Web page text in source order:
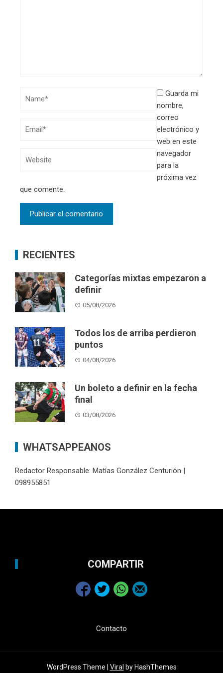
Guarda mi
nombre,
correo
electrónico y
web en este
navegador
para la
próxima vez
que comente.
RECIENTES
Categorías mixtas empezaron a
definir
05/08/2026
Todos los de arriba perdieron
puntos
04/08/2026
Un boleto a definir en la fecha
final
03/08/2026
WHATSAPPEANOS
Redactor Responsable: Matías González Centurión |
098955851
COMPARTIR
Contacto
WordPress Theme | Viral by HashThemes